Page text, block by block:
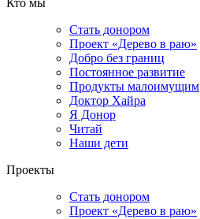
Стать донором
Проект «Дерево в раю»
Добро без границ
Постоянное развитие
Продукты малоимущим
Доктор Хайра
Я Донор
Читай
Наши дети
Проекты
Стать донором
Проект «Дерево в раю»